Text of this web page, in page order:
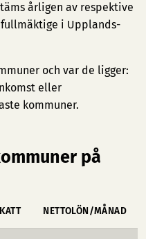
årligen av respektive
i Upplands-
och var de ligger:
eller
kommuner.
på
NETTOLÖN/MÅNAD